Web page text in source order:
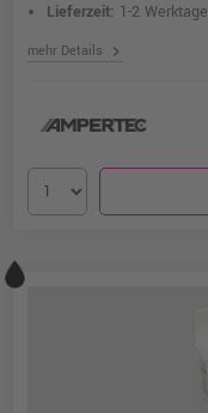
Lieferzeit: 1-2 Werktage
mehr Details chevron_right